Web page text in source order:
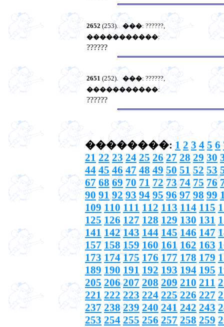
2652 (253). ���: ??????,
�����������:
??????
2651 (252). ���: ??????,
�����������:
??????
��������:1 2 3 4 5 6
21 22 23 24 25 26 27 28 29 30
44 45 46 47 48 49 50 51 52 53
67 68 69 70 71 72 73 74 75 76
90 91 92 93 94 95 96 97 98 99
109 110 111 112 113 114 115
125 126 127 128 129 130 131
141 142 143 144 145 146 147
157 158 159 160 161 162 163
173 174 175 176 177 178 179
189 190 191 192 193 194 195
205 206 207 208 209 210 211
221 222 223 224 225 226 227
237 238 239 240 241 242 243
253 254 255 256 257 258 259